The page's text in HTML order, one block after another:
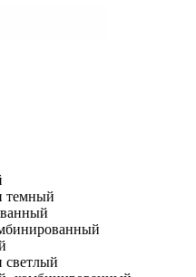
темный
светлый